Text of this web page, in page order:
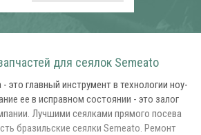
для сеялок Semeato
это главный инструмент в технологии ноу-
ее в исправном состоянии - это залог
Лучшими сеялками прямого посева
бразильские сеялки Semeato. Ремонт